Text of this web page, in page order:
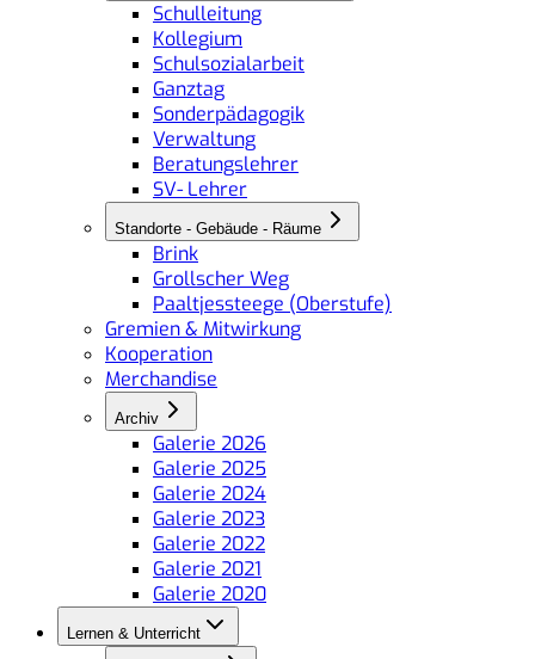
Schulleitung
Kollegium
Schulsozialarbeit
Ganztag
Sonderpädagogik
Verwaltung
Beratungslehrer
SV- Lehrer
Standorte - Gebäude - Räume
Brink
Grollscher Weg
Paaltjessteege (Oberstufe)
Gremien & Mitwirkung
Kooperation
Merchandise
Archiv
Galerie 2026
Galerie 2025
Galerie 2024
Galerie 2023
Galerie 2022
Galerie 2021
Galerie 2020
Lernen & Unterricht